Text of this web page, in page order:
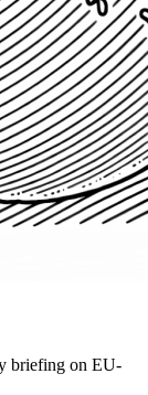
briefing on EU-